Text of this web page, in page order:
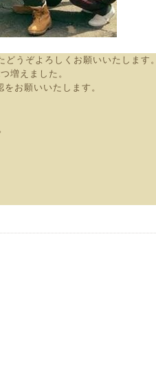
うぞよろしくお願いいたします。
増えました。
お願いいたします。